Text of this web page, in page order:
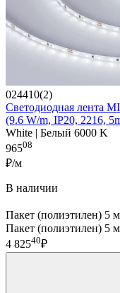
024410(2)
Светодиодная лента
(9.6 W/m, IP20, 2216,
White | Белый 6000 K
96508
₽/м
В наличии
Пакет (полиэтилен) 5
Пакет (полиэтилен) 5 м
4 82540₽